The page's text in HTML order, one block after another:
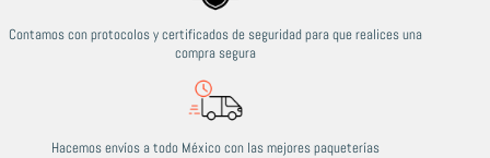
Contamos con protocolos y certificados de seguridad para que realices una
compra segura
Hacemos envíos a todo México con las mejores paqueterías